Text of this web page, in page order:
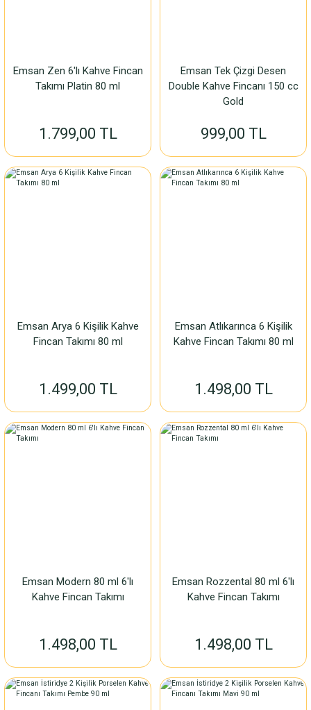
Emsan Zen 6'lı Kahve Fincan
Takımı Platin 80 ml
1.799,00 TL
Emsan Tek Çizgi Desen
Double Kahve Fincanı 150 cc
Gold
999,00 TL
Emsan Arya 6 Kişilik Kahve
Fincan Takımı 80 ml
1.499,00 TL
Emsan Atlıkarınca 6 Kişilik
Kahve Fincan Takımı 80 ml
1.498,00 TL
Emsan Modern 80 ml 6'lı
Kahve Fincan Takımı
1.498,00 TL
Emsan Rozzental 80 ml 6'lı
Kahve Fincan Takımı
1.498,00 TL